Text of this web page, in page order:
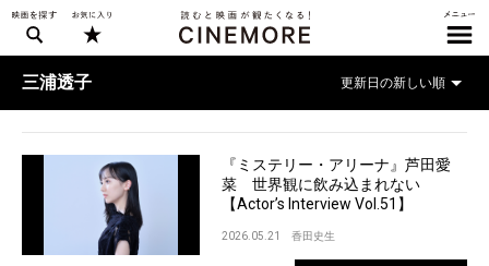
三浦透子
『ミステリー・アリーナ』芦田愛
菜 世界観に飲み込まれない
【Actor’s Interview Vol.51】
2026.05.21 香田史生